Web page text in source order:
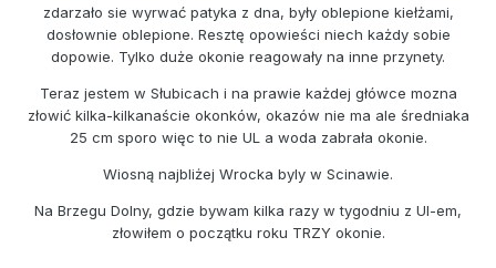
zdarzało sie wyrwać patyka z dna, były oblepione kiełżami,
dosłownie oblepione. Resztę opowieści niech każdy sobie
dopowie. Tylko duże okonie reagowały na inne przynety.
Teraz jestem w Słubicach i na prawie każdej główce mozna
złowić kilka-kilkanaście okonków, okazów nie ma ale średniaka
25 cm sporo więc to nie UL a woda zabrała okonie.
Wiosną najbliżej Wrocka byly w Scinawie.
Na Brzegu Dolny, gdzie bywam kilka razy w tygodniu z Ul-em,
złowiłem o początku roku TRZY okonie.